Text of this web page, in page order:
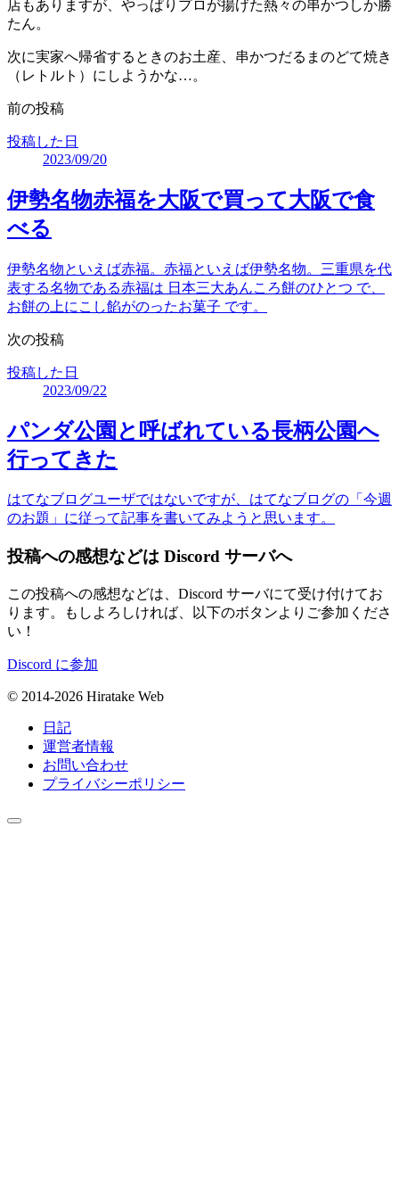
店もありますが、やっぱりプロが揚げた熱々の串かつしか勝
たん。
次に実家へ帰省するときのお土産、串かつだるまのどて焼き
（レトルト）にしようかな…。
前の投稿
投稿した日
2023/09/20
伊勢名物赤福を大阪で買って大阪で食
べる
伊勢名物といえば赤福。赤福といえば伊勢名物。三重県を代
表する名物である赤福は 日本三大あんころ餅のひとつ で、
お餅の上にこし餡がのったお菓子 です。
次の投稿
投稿した日
2023/09/22
パンダ公園と呼ばれている長柄公園へ
行ってきた
はてなブログユーザではないですが、はてなブログの「今週
のお題」に従って記事を書いてみようと思います。
投稿への感想などは Discord サーバへ
この投稿への感想などは、Discord サーバにて受け付けてお
ります。もしよろしければ、以下のボタンよりご参加くださ
い！
Discord に参加
© 2014-2026 Hiratake Web
日記
運営者情報
お問い合わせ
プライバシーポリシー